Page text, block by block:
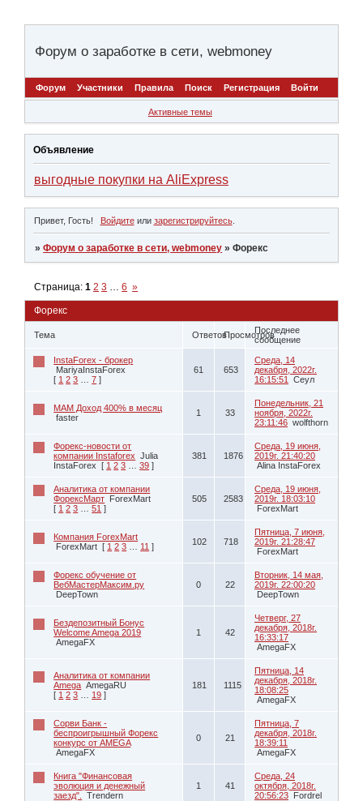
Форум о заработке в сети, webmoney
Форум Участники Правила Поиск Регистрация Войти
Активные темы
Объявление
выгодные покупки на AliExpress
Привет, Гость! Войдитеили зарегистрируйтесь.
»Форум о заработке в сети, webmoney »Форекс
Форекс
Страница:1 2 3 … 6 »
Тема ОтветовПросмотровПоследнее
сообщение
InstaForex - брокер
MariyaInstaForex
[ 1 2 3 7 ]
61 653
Среда, 14
декабря, 2022г.
16:15:51
Сеул
МАМ Доход 400% в месяц
faster
1 33
Понедельник, 21
ноября, 2022г.
23:11:46 wolfthorn
Форекс-новости от
компании Instaforex
Julia
InstaForex
[ 1 2 3 39 ]
381 1876
Среда, 19 июня,
2019г. 21:40:20
Alina InstaForex
Аналитика от компании
ФорексМарт ForexMart
[ 1 2 3 51 ]
505 2583
Среда, 19 июня,
2019г. 18:03:10
ForexMart
Компания ForexMart
ForexMart [ 1 2 3 11 ] 102 718
Пятница, 7 июня,
2019г. 21:28:47
ForexMart
Форекс обучение от
ВебМастерМаксим.ру
DeepTown
0 22
Вторник, 14 мая,
2019г. 22:00:20
DeepTown
Бездепозитный Бонус
Welcome Amega 2019
AmegaFX
1 42
Четверг, 27
декабря, 2018г.
16:33:17
AmegaFX
Аналитика от компании
Amega AmegaRU
[ 1 2 3 19 ]
181 1115
Пятница, 14
декабря, 2018г.
18:08:25
AmegaFX
Сорви Банк -
беспроигрышный Форекс
конкурс от AMEGA
AmegaFX
0 21
Пятница, 7
декабря, 2018г.
18:39:11
AmegaFX
Книга "Финансовая
эволюция и денежный
заезд".
Trendern
1 41
Среда, 24
октября, 2018г.
20:56:23 Fordrel